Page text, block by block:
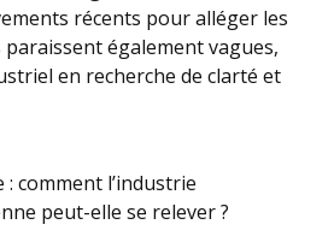
récents pour alléger les
également vagues,
en recherche de clarté et
comment l’industrie
peut-elle se relever ?